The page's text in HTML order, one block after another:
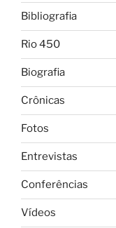
Bibliografia
Rio 450
Biografia
Crônicas
Fotos
Entrevistas
Conferências
Vídeos